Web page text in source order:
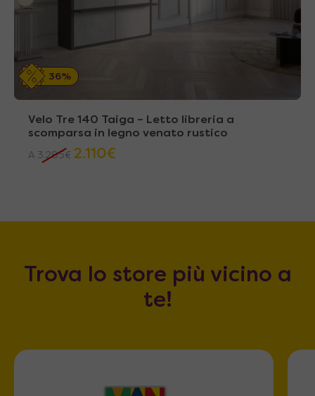
36%
Velo Tre 140 Taiga – Letto libreria a
scomparsa in legno venato rustico
A 3.285€ 2.110€
Trova lo store più vicino a
te!